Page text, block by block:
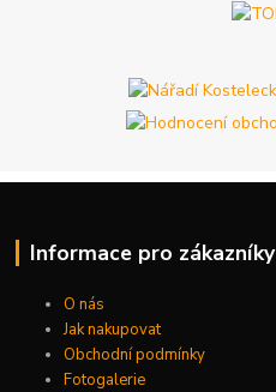
Informace pro zákazníky
O nás
Jak nakupovat
Obchodní podmínky
Fotogalerie